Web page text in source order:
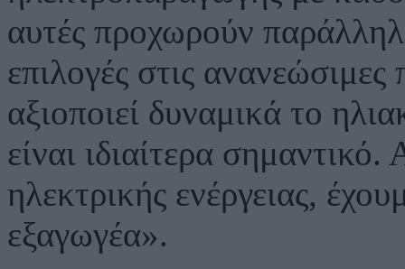
αυτές προχωρούν
επιλογές στις
αξιοποιεί δυναμικά το
είναι ιδιαίτερα
ηλεκτρικής ενέργειας,
εξαγωγέα».